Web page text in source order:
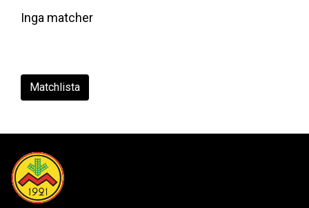
Inga matcher
Matchlista